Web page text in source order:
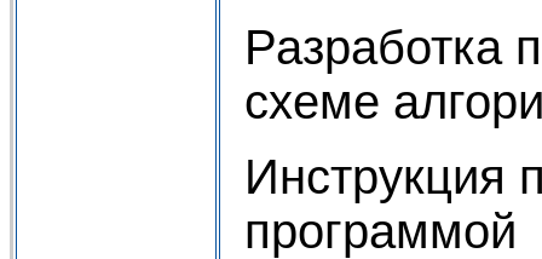
Разработка
схеме
Инструкция
программой